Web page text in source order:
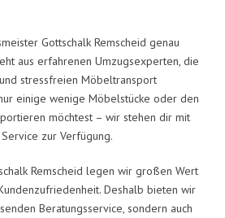
Gottschalk Remscheid genau
aus erfahrenen Umzugsexperten, die
stressfreien Möbeltransport
einige wenige Möbelstücke oder den
möchtest – wir stehen dir mit
zur Verfügung.
Remscheid legen wir großen Wert
Deshalb bieten wir
Beratungsservice, sondern auch